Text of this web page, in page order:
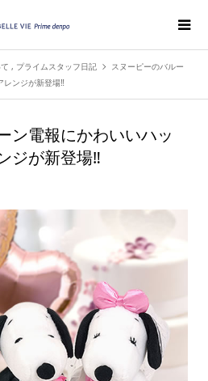
, プライムスタッフ日記
スヌーピーのバルー
レンジが新登場‼︎
ン電報にかわいいハッ
ジが新登場‼︎